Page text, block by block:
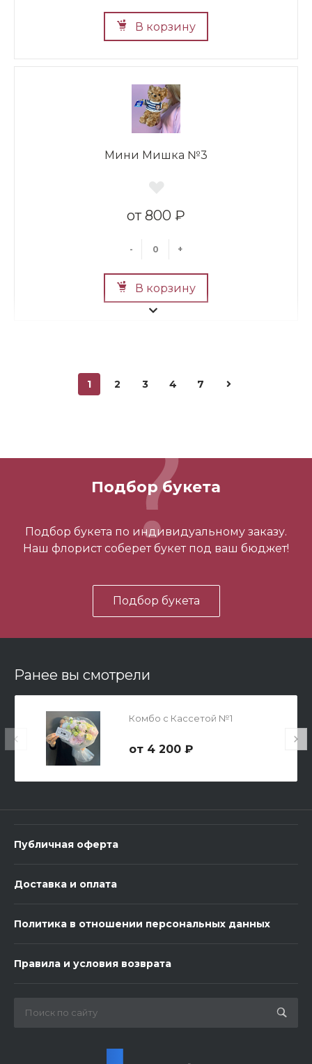
В корзину
Мини Мишка №3
800 ₽
- +
В корзину
700 ₽
В корзину
Мишка Мини №1
В корзину
1 2 3 4 7
Подбор букета
Подбор букета по индивидуальному заказу.
Наш флорист соберет букет под ваш бюджет!
Подбор букета
Ранее вы смотрели
Комбо с Кассетой №1
4 200 ₽
Публичная оферта
Доставка и оплата
Политика в отношении персональных данных
Правила и условия возврата